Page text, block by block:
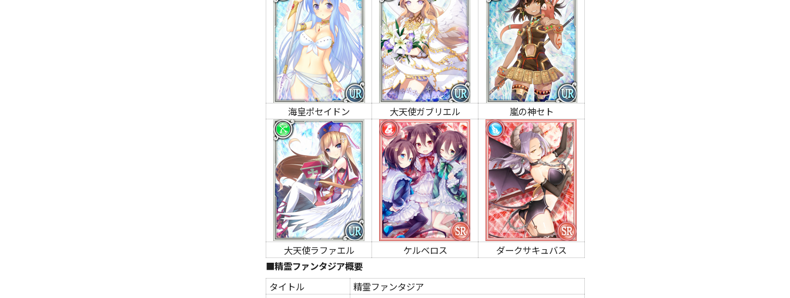
海皇ポセイドン 大天使ガブリエル 嵐の神セト
大天使ラファエル ケルベロス
ダークサキュバス
■精霊ファンタジア概要
タイトル
精霊ファンタジア